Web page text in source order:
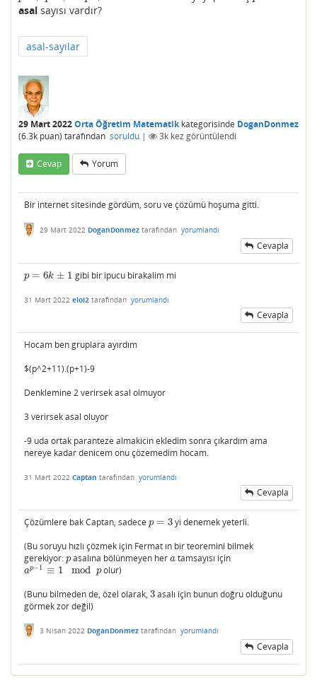
asal sayısı vardır?
asal-sayılar
29 Mart 2022Orta Öğretim Matematikkategorisinde DoganDonmez
(6.3k puan) tarafından soruldu | 3k kez görüntülendi
Cevap Yorum
Bir internet sitesinde gördüm, soru ve çözümü hoşuma gitti.
29 Mart 2022 DoganDonmez tarafından yorumlandı
Cevapla
p = 6k ± 1
p=6k ±1 gibi bir ipucu birakalim mi
31 Mart 2022 eloi2 tarafından yorumlandı
Cevapla
Hocam ben gruplara ayırdım
$(p^2+11).(p+1)-9
Denklemine 2 verirsek asal olmuyor
3 verirsek asal oluyor
-9 uda ortak paranteze almakicin ekledim sonra çıkardım ama
nereye kadar denicem onu çözemedim hocam.
31 Mart 2022 Captan tarafından yorumlandı
Cevapla
Çözümlere bak Captan, sadece p = 3
p=3
yi denemek yeterli.
(Bu soruyu hızlı çözmek için Fermat ın bir teoremini bilmek
gerekiyor: p
pasalına bölünmeyen hera
a tamsayısı için
ap−1 ≡ 1 mod p
ap−1 ≡1mod p
olur)
(Bunu bilmeden de, özel olarak, 3
3asalı için bunun doğru olduğunu
görmek zor değil)
3 Nisan 2022 DoganDonmez tarafından yorumlandı
Cevapla